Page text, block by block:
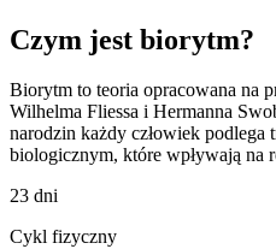
Czym jest biorytm?
Biorytm to teoria opracowana na
Wilhelma Fliessa i Hermanna
narodzin każdy człowiek podlega
biologicznym, które wpływają na
23 dni
Cykl fizyczny